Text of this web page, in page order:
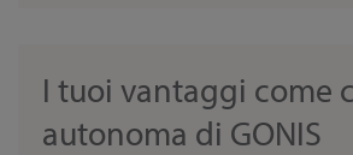
I tuoi vantaggi come
autonoma di GONIS